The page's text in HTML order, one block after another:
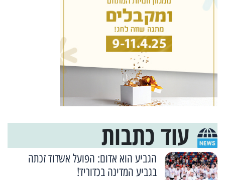
עוד כתבות
הגביע הוא אדום: הפועל אשדוד זכתה
בגביע המדינה בכדוריד!